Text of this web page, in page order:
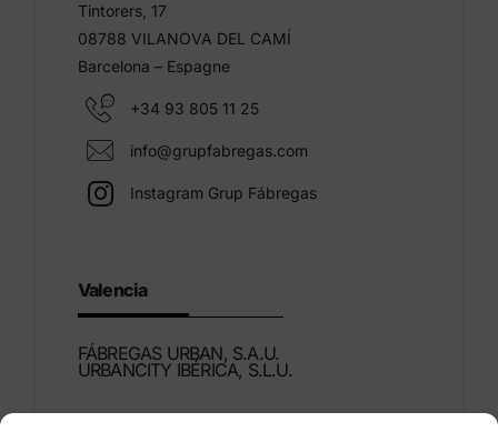
Tintorers, 17
08788 VILANOVA DEL CAMÍ
Barcelona – Espagne
+34 93 805 11 25
info@grupfabregas.com
Instagram Grup Fábregas
Valencia
FÁBREGAS URBAN, S.A.U.
URBANCITY IBÉRICA, S.L.U.